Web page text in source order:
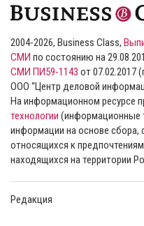
2004-2026, Business Class,
СМИ по состоянию на
СМИ ПИ59-1143 от 07.02.2017
ООО “Центр деловой
На информационном ресурсе
технологии (информационные
информации на основе сбора,
относящихся к
находящихся на территории
Редакция